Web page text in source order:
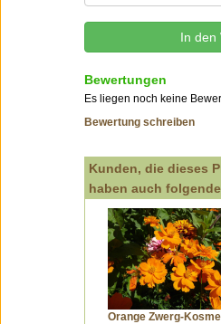
Bewertungen
Es liegen noch keine
Bewertung schreiben
Kunden, die dieses
haben auch
Orange Zwerg-